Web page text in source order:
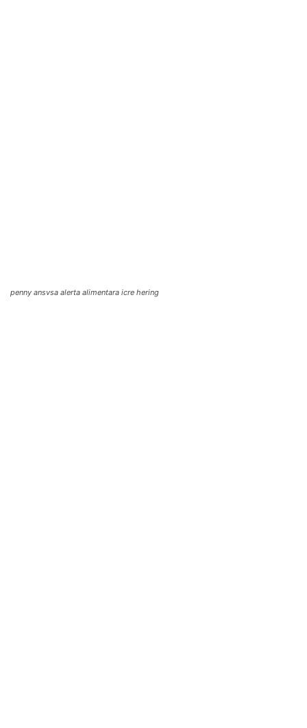
penny ansvsa alerta alimentara icre hering